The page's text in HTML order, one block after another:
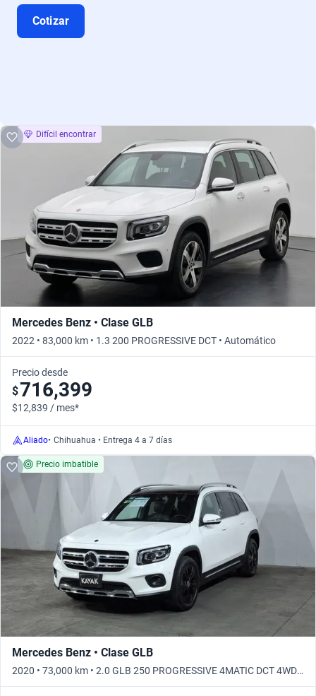
Cotizar
Difícil encontrar
Mercedes Benz • Clase GLB
2022 • 83,000 km • 1.3 200 PROGRESSIVE DCT • Automático
Precio desde
$716,399
$12,839 / mes*
Aliado• Chihuahua • Entrega 4 a 7 días
Precio imbatible
Mercedes Benz • Clase GLB
2020 • 73,000 km • 2.0 GLB 250 PROGRESSIVE 4MATIC DCT 4WD •
Automático